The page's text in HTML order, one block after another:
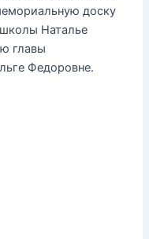
доску
Наталье
главы
Федоровне.